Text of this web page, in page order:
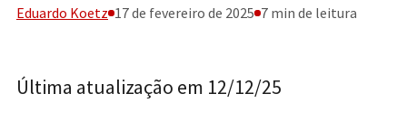
Eduardo Koetz 17 de fevereiro de 2025 7 min de leitura
Última atualização em 12/12/25